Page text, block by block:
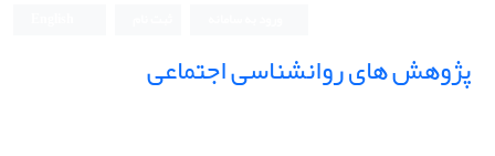
پژوهش های روانشناسی اجتماعی